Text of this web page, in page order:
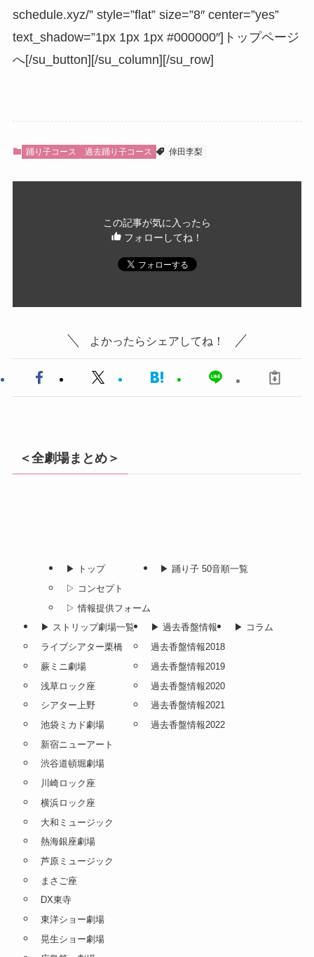
schedule.xyz/” style=”flat” size=”8″ center=”yes”
text_shadow=”1px 1px 1px #000000″]トップページ
へ[/su_button][/su_column][/su_row]
踊り子コース 過去踊り子コース 倖田李梨
この記事が気に入ったら
フォローしてね！
よかったらシェアしてね！
＜全劇場まとめ＞
▶︎ トップ
▷ コンセプト
▷ 情報提供フォーム
▶︎ 踊り子 50音順一覧
▶︎ ストリップ劇場一覧
ライブシアター栗橋
蕨ミニ劇場
浅草ロック座
シアター上野
池袋ミカド劇場
新宿ニューアート
渋谷道頓堀劇場
川崎ロック座
横浜ロック座
大和ミュージック
熱海銀座劇場
芦原ミュージック
まさご座
DX東寺
東洋ショー劇場
晃生ショー劇場
▶︎ 過去香盤情報
過去香盤情報2018
過去香盤情報2019
過去香盤情報2020
過去香盤情報2021
過去香盤情報2022
▶︎ コラム